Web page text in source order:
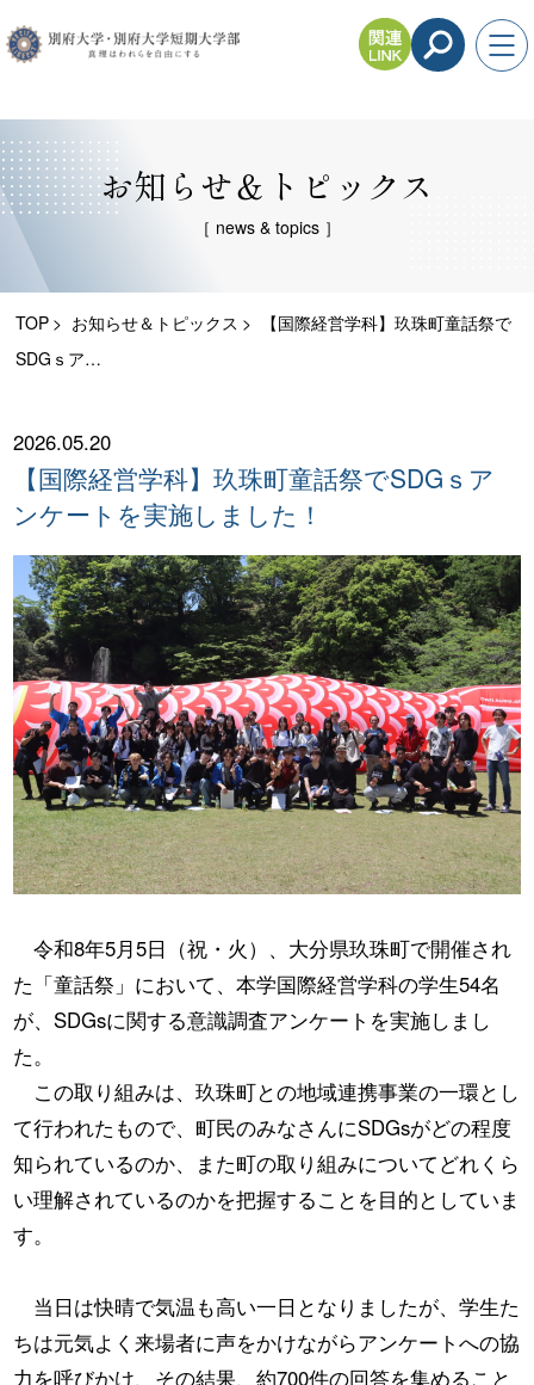
お知らせ＆トピックス
［ news & topics ］
TOP お知らせ＆トピックス
【国際経営学科】玖珠町童話祭で
SDGｓア…
2026.05.20
【国際経営学科】玖珠町童話祭でSDGｓア
ンケートを実施しました！
令和8年5月5日（祝・火）、大分県玖珠町で開催され
た「童話祭」において、本学国際経営学科の学生54名
が、SDGsに関する意識調査アンケートを実施しまし
た。
この取り組みは、玖珠町との地域連携事業の一環とし
て行われたもので、町民のみなさんにSDGsがどの程度
知られているのか、また町の取り組みについてどれくら
い理解されているのかを把握することを目的としていま
す。
当日は快晴で気温も高い一日となりましたが、学生た
ちは元気よく来場者に声をかけながらアンケートへの協
力を呼びかけ、その結果、約700件の回答を集めること